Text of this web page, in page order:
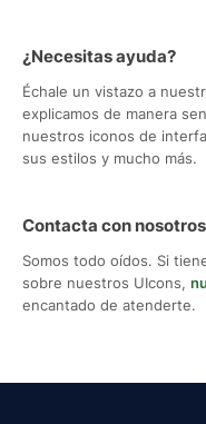
¿Necesitas ayuda?
Échale un vistazo a
explicamos de manera
nuestros iconos de
sus estilos y mucho más.
Contacta con nosotros
Somos todo oídos. Si
sobre nuestros UIcons,
encantado de atenderte.